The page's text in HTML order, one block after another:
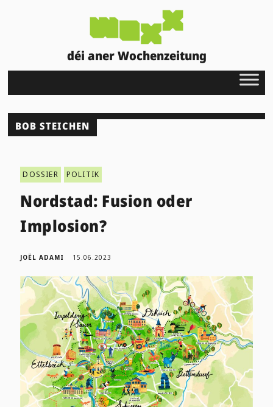
déi aner Wochenzeitung
BOB STEICHEN
DOSSIER POLITIK
Nordstad: Fusion oder
Implosion?
JOËL ADAMI 15.06.2023